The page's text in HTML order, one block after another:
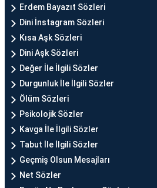
Erdem Bayazıt Sözleri
Dini İnstagram Sözleri
Kısa Aşk Sözleri
Dini Aşk Sözleri
Değer İle İlgili Sözler
Durgunluk İle İlgili Sözler
Ölüm Sözleri
Psikolojik Sözler
Kavga İle İlgili Sözler
Tabut İle İlgili Sözler
Geçmiş Olsun Mesajları
Net Sözler